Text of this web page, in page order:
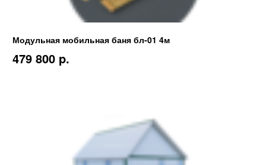
Модульная мобильная баня бл-01 4м
479 800 p.